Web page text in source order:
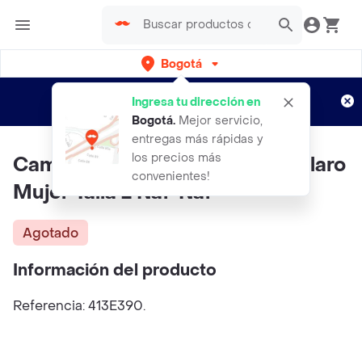
Bogotá
Ingresa tu dirección en
Bogotá. Mejor servicio,
entregas más rápidas y
los precios más
convenientes!
envíos gratis por semanas
Aplican TyC
Camisa Roberta Crudo Marfil Claro
Mujer Talla L Naf-Naf
Agotado
Información del producto
Referencia: 413E390.